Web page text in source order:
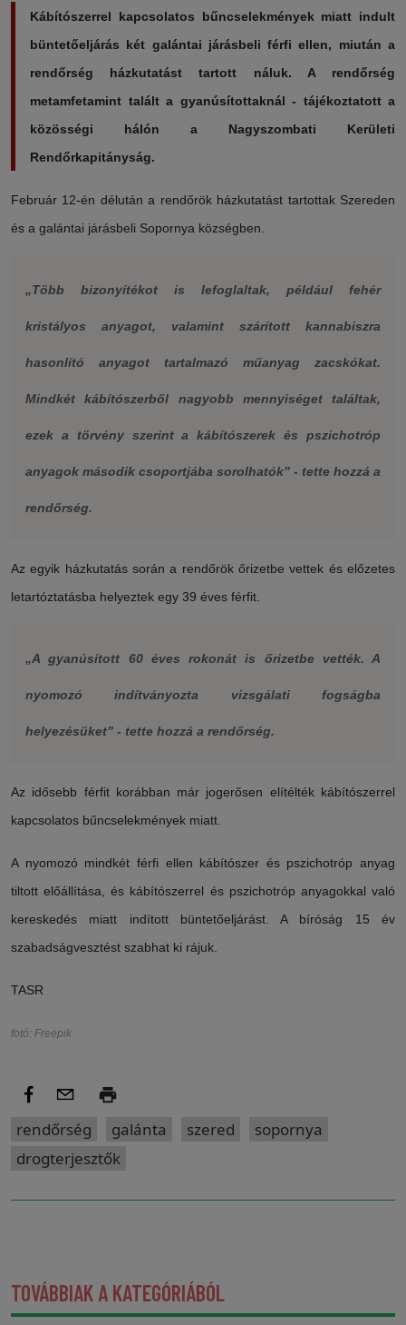
Kábítószerrel kapcsolatos bűncselekmények miatt indult
büntetőeljárás két galántai járásbeli férfi ellen, miután a
rendőrség házkutatást tartott náluk. A rendőrség
metamfetamint talált a gyanúsítottaknál - tájékoztatott a
közösségi hálón a Nagyszombati Kerületi
Rendőrkapitányság.
Február 12-én délután a rendőrök házkutatást tartottak Szereden
és a galántai járásbeli Sopornya községben.
„Több bizonyítékot is lefoglaltak, például fehér
kristályos anyagot, valamint szárított kannabiszra
hasonlító anyagot tartalmazó műanyag zacskókat.
Mindkét kábítószerből nagyobb mennyiséget találtak,
ezek a törvény szerint a kábítószerek és pszichotróp
anyagok második csoportjába sorolhatók” - tette hozzá a
rendőrség.
Az egyik házkutatás során a rendőrök őrizetbe vettek és előzetes
letartóztatásba helyeztek egy 39 éves férfit.
„A gyanúsított 60 éves rokonát is őrizetbe vették. A
nyomozó indítványozta vizsgálati fogságba
helyezésüket” - tette hozzá a rendőrség.
Az idősebb férfit korábban már jogerősen elítélték kábítószerrel
kapcsolatos bűncselekmények miatt.
A nyomozó mindkét férfi ellen kábítószer és pszichotróp anyag
tiltott előállítása, és kábítószerrel és pszichotróp anyagokkal való
kereskedés miatt indított büntetőeljárást. A bíróság 15 év
szabadságvesztést szabhat ki rájuk.
TASR
fotó: Freepik
rendőrség galánta szered
sopornya
drogterjesztők
TOVÁBBIAK A KATEGÓRIÁBÓL